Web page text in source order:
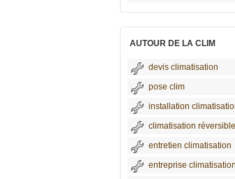
AUTOUR DE LA CLIM
devis climatisation
pose clim
installation
climatisation réversible
entretien climatisation
entreprise climatisation